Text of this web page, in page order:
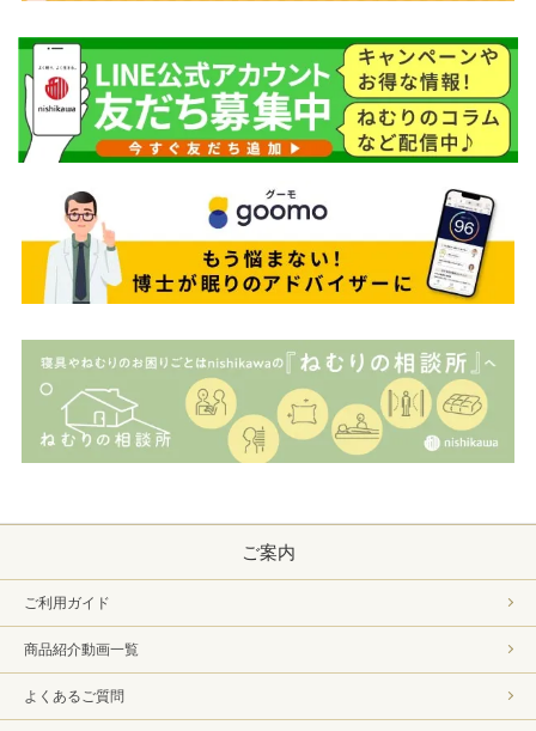
ご案内
ご利用ガイド
商品紹介動画一覧
よくあるご質問